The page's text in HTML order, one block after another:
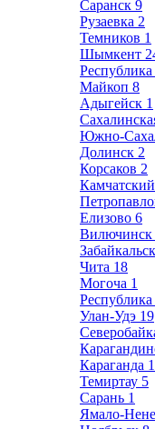
Саранск 9
Рузаевка 2
Темников 1
Шымкент
Майкоп 8
Адыгейск 1
Южно-
Долинск 2
Корсаков 2
Елизово 6
Вилючинск
Чита 18
Могоча 1
Улан-Удэ 19
Караганда
Темиртау 5
Сарань 1
Ямало-